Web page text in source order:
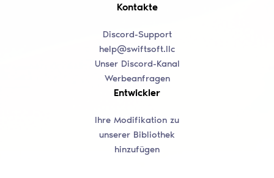
Kontakte
Discord-Support
help@swiftsoft.llc
Unser Discord-Kanal
Werbeanfragen
Entwickler
Ihre Modifikation zu
unserer Bibliothek
hinzufügen